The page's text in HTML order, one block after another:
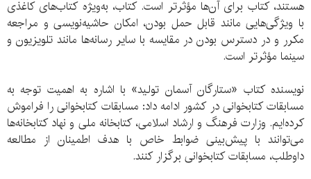
هستند، کتاب برای آن‌ها مؤثرتر است. کتاب،‌ به‌ویژه کتاب‌های کاغذی‌
با ویژگی‌هایی مانند قابل حمل بودن،‌ امکان حاشیه‌‌نویسی و مراجعه
مکرر‌ و در دسترس بودن در مقایسه با سایر رسانه‌ها مانند تلویزیون و
سینما مؤثر‌تر است.
نویسنده کتاب «ستارگان آسمان تولید» با اشاره به اهمیت توجه به
مسابقات کتابخوانی در کشور ادامه داد:‌ مسابقات کتابخوانی را فراموش
کرده‌ایم. وزارت فرهنگ و ارشاد اسلامی،‌ کتابخانه ملی و نهاد کتابخانه‌‌ها
می‌توانند با پیش‌بینی ضوابط خاص با هدف اطمینان از مطالعه
داوطلب، مسابقات کتابخوانی برگزار کنند.